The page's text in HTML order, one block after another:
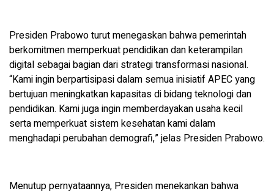
Presiden Prabowo turut menegaskan bahwa pemerintah
berkomitmen memperkuat pendidikan dan keterampilan
digital sebagai bagian dari strategi transformasi nasional.
“Kami ingin berpartisipasi dalam semua inisiatif APEC yang
bertujuan meningkatkan kapasitas di bidang teknologi dan
pendidikan. Kami juga ingin memberdayakan usaha kecil
serta memperkuat sistem kesehatan kami dalam
menghadapi perubahan demografi,” jelas Presiden Prabowo.
Menutup pernyataannya, Presiden menekankan bahwa